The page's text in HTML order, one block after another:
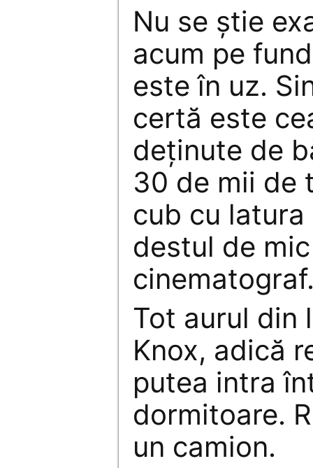
Nu se ştie
acum pe
este în uz.
certă este
deţinute de
30 de mii de
cub cu latura
destul de
Tot aurul din
Knox, adică
putea intra
dormitoare.
un camion.